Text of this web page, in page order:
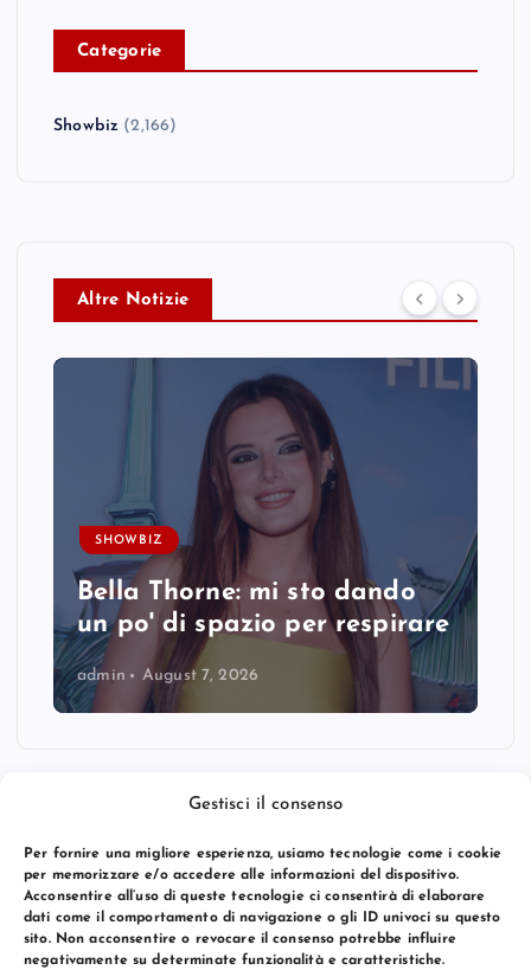
Gestisci il consenso
Per fornire una migliore esperienza, usiamo tecnologie come i cookie
per memorizzare e/o accedere alle informazioni del dispositivo.
Acconsentire all’uso di queste tecnologie ci consentirà di elaborare
dati come il comportamento di navigazione o gli ID univoci su questo
sito. Non acconsentire o revocare il consenso potrebbe influire
negativamente su determinate funzionalità e caratteristiche.
Categorie
Showbiz (2,166)
Altre Notizie
SHOWBIZ
Bella Thorne: mi sto dando
un po' di spazio per respirare
admin August 7, 2026